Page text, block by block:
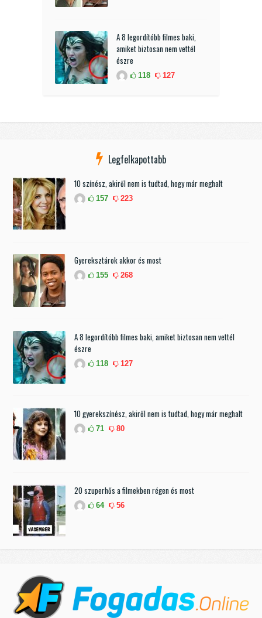
A 8 legordítóbb filmes baki,
amiket biztosan nem vettél
észre
118 127
Legfelkapottabb
10 színész, akiről nem is tudtad, hogy már meghalt
157 223
Gyereksztárok akkor és most
155 268
A 8 legordítóbb filmes baki, amiket biztosan nem vettél
észre
118 127
10 gyerekszínész, akiről nem is tudtad, hogy már meghalt
71 80
20 szuperhős a filmekben régen és most
64 56